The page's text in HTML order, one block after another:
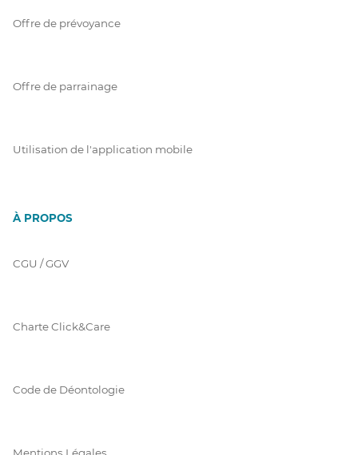
Offre de prévoyance
Offre de parrainage
Utilisation de l'application mobile
À PROPOS
CGU / GGV
Charte Click&Care
Code de Déontologie